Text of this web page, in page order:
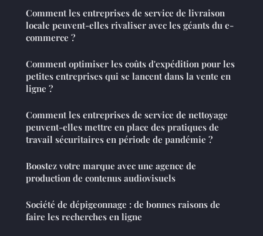
Comment les entreprises de service de livraison
locale peuvent-elles rivaliser avec les géants du e-
commerce ?
Comment optimiser les coûts d'expédition pour les
petites entreprises qui se lancent dans la vente en
ligne ?
Comment les entreprises de service de nettoyage
peuvent-elles mettre en place des pratiques de
travail sécuritaires en période de pandémie ?
Boostez votre marque avec une agence de
production de contenus audiovisuels
Société de dépigeonnage : de bonnes raisons de
faire les recherches en ligne